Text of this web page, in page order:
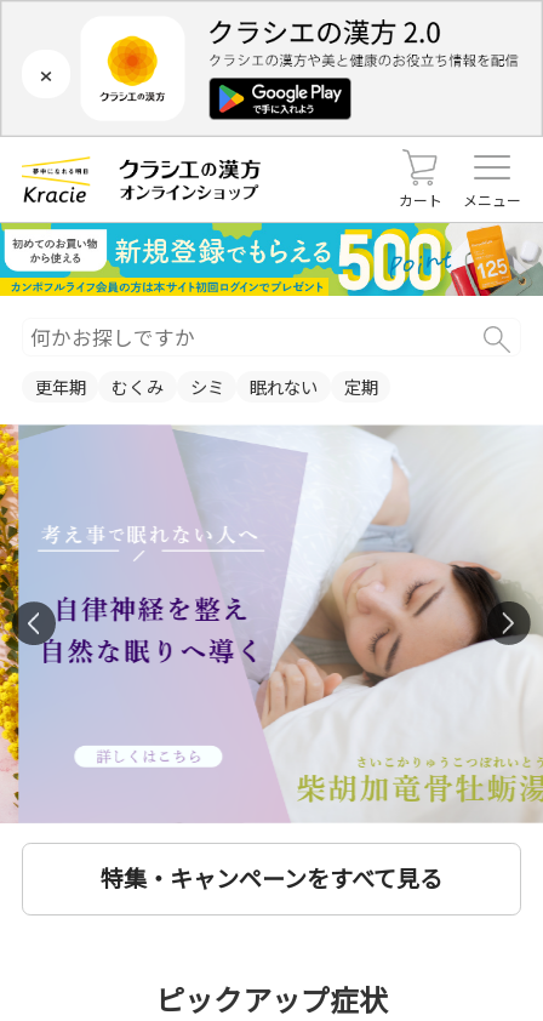
×
カート メニュー
更年期 むくみ シミ 眠れない 定期
特集・キャンペーンをすべて見る
ピックアップ症状